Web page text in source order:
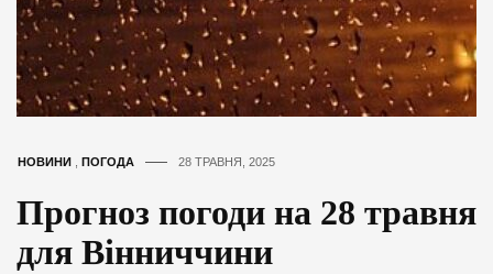
НОВИНИ ПОГОДА 28 ТРАВНЯ, 2025
Прогноз погоди на 28 травня
для Вінниччини